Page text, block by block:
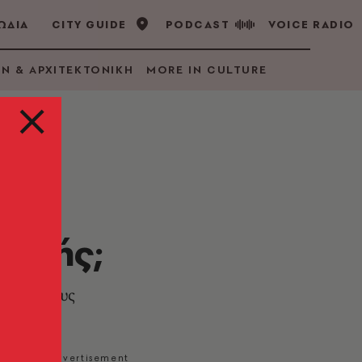
CITY GUIDE PODCAST VOICE RADIO
& ΑΡΧΙΤΕΚΤΟΝΙΚΗ MORE IN CULTURE
για τους